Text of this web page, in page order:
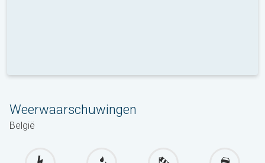
Weerwaarschuwingen
België